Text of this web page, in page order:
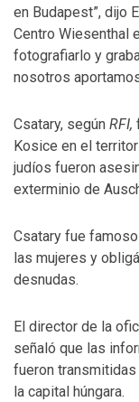
en Budapest”, dijo
Centro Wiesenthal
fotografiarlo y
nosotros
Csatary, según RFI,
Kosice en el
judíos fueron
exterminio de
Csatary fue
las mujeres y
desnudas.
El director de la
señaló que las
fueron
la capital húngara.